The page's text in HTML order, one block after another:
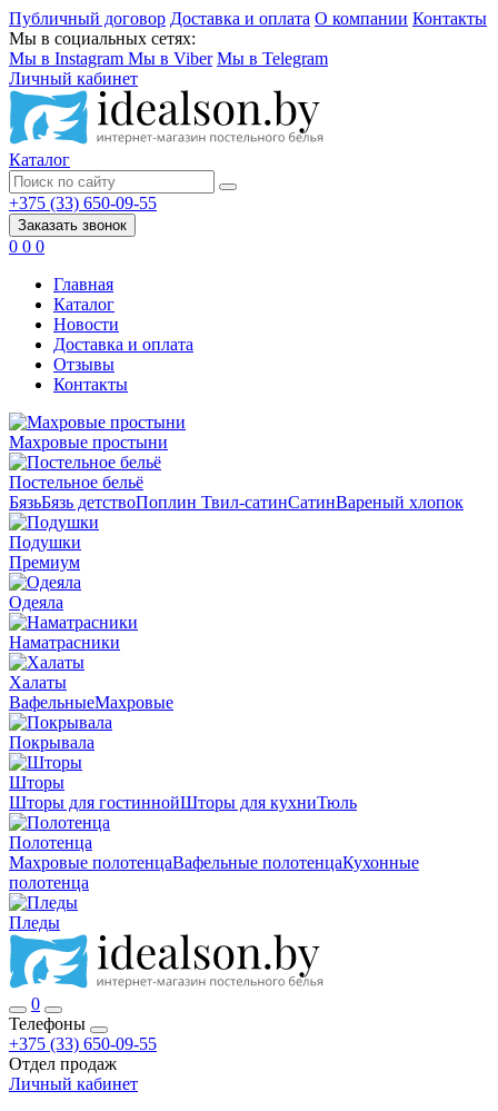
Публичный договор Доставка и оплата О компании Контакты
Мы в социальных сетях:
Мы в Instagram Мы в Viber Мы в Telegram
Личный кабинет
Каталог
+375 (33) 650-09-55
Заказать звонок
0 0 0
Главная
Каталог
Новости
Доставка и оплата
Отзывы
Контакты
Махровые простыни
Постельное бельё
БязьБязь детствоПоплин Твил-сатинСатинВареный хлопок
Подушки
Премиум
Одеяла
Наматрасники
Халаты
ВафельныеМахровые
Покрывала
Шторы
Шторы для гостиннойШторы для кухниТюль
Полотенца
Махровые полотенцаВафельные полотенцаКухонные
полотенца
Пледы
0
Телефоны
+375 (33) 650-09-55
Отдел продаж
Личный кабинет